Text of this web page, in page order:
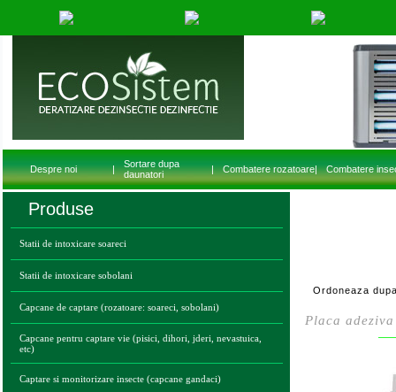
Despre noi |
Sortare dupa
daunatori
| Combatere rozatoare| Combatere
Produse
Statii de intoxicare soareci
Statii de intoxicare sobolani
Capcane de captare (rozatoare: soareci, sobolani)
Capcane pentru captare vie (pisici, dihori, jderi, nevastuica,
etc)
Captare si monitorizare insecte (capcane gandaci)
Ordoneaza
Placa